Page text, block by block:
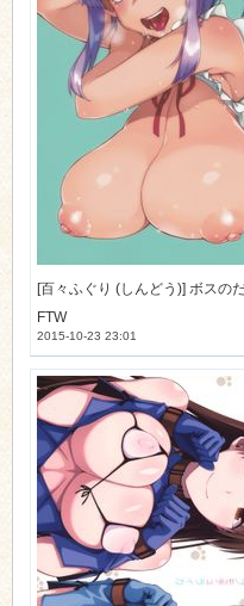
FTW
2015-10-23 23:01